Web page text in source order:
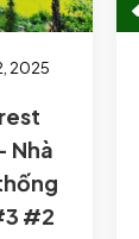
2025
Nhà
#2